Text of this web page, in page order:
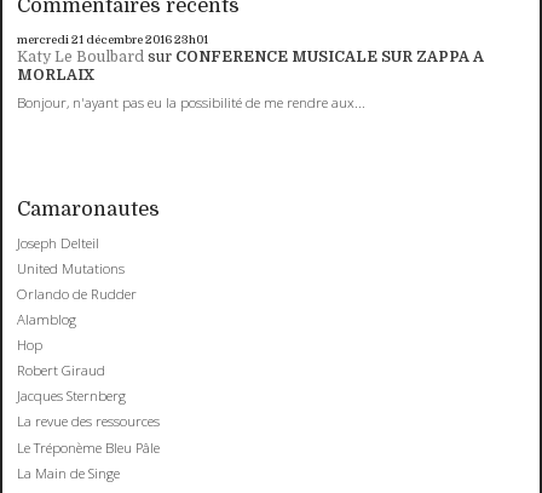
Commentaires récents
mercredi 21 décembre 201623h01
Katy Le Boulbard sur CONFERENCE MUSICALE SUR ZAPPA A
MORLAIX
Bonjour, n'ayant pas eu la possibilité de me rendre aux...
Camaronautes
Joseph Delteil
United Mutations
Orlando de Rudder
Alamblog
Hop
Robert Giraud
Jacques Sternberg
La revue des ressources
Le Tréponème Bleu Pâle
La Main de Singe